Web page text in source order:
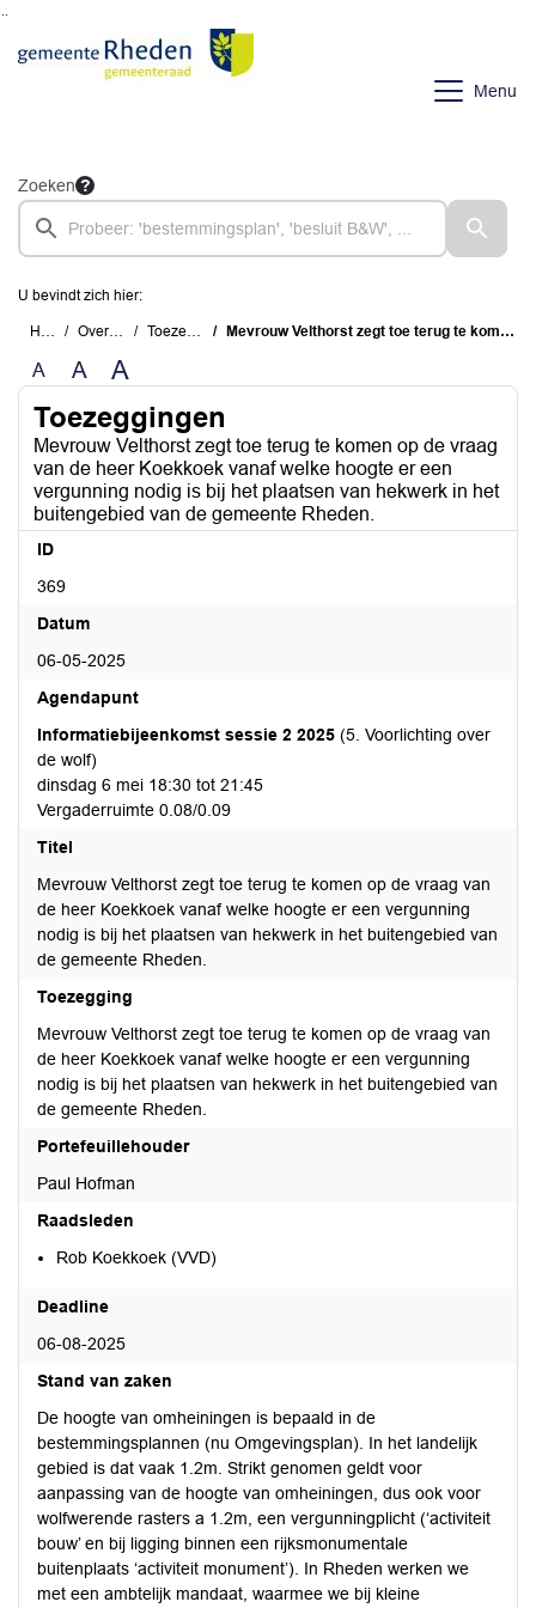
Ga naar de inhoud van deze pagina
Menu
Zoeken
U bevindt zich hier:
Home Overzichten Toezeggingen Mevrouw Velthorst zegt toe terug te komen op de vraag van de heer Koekkoek vanaf welke hoogte er een vergunning nodig is bij het plaatsen van hekwerk in het buitengebied van de gemeente Rheden.
A A A
Toezeggingen
Mevrouw Velthorst zegt toe terug te komen op de vraag
van de heer Koekkoek vanaf welke hoogte er een
vergunning nodig is bij het plaatsen van hekwerk in het
buitengebied van de gemeente Rheden.
ID
369
Datum
06-05-2025
Agendapunt
Informatiebijeenkomst sessie 2 2025 (5. Voorlichting over
de wolf)
dinsdag 6 mei 18:30 tot 21:45
Vergaderruimte 0.08/0.09
Titel
Mevrouw Velthorst zegt toe terug te komen op de vraag van
de heer Koekkoek vanaf welke hoogte er een vergunning
nodig is bij het plaatsen van hekwerk in het buitengebied van
de gemeente Rheden.
Toezegging
Mevrouw Velthorst zegt toe terug te komen op de vraag van
de heer Koekkoek vanaf welke hoogte er een vergunning
nodig is bij het plaatsen van hekwerk in het buitengebied van
de gemeente Rheden.
Portefeuillehouder
Paul Hofman
Raadsleden
Rob Koekkoek (VVD)
Deadline
06-08-2025
Stand van zaken
De hoogte van omheiningen is bepaald in de
bestemmingsplannen (nu Omgevingsplan). In het landelijk
gebied is dat vaak 1.2m. Strikt genomen geldt voor
aanpassing van de hoogte van omheiningen, dus ook voor
wolfwerende rasters a 1.2m, een vergunningplicht (‘activiteit
bouw’ en bij ligging binnen een rijksmonumentale
buitenplaats ‘activiteit monument’). In Rheden werken we
met een ambtelijk mandaat, waarmee we bij kleine